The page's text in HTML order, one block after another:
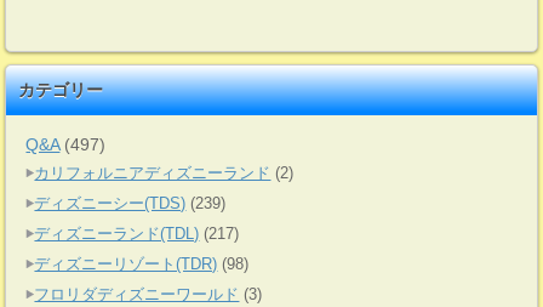
カテゴリー
Q&A(497)
カリフォルニアディズニーランド (2)
ディズニーシー(TDS) (239)
ディズニーランド(TDL) (217)
ディズニーリゾート(TDR) (98)
フロリダディズニーワールド (3)